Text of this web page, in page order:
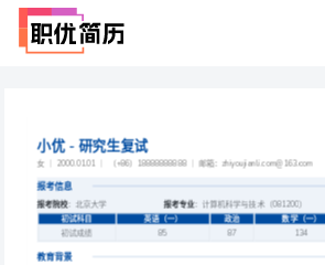
小优 - 研究生复试
女 ｜ 2000.01.01 ｜ （+86）18888888888 ｜ 邮箱：zhiyoujianli.com@163.com
报考信息
报考院校：北京大学 报考专业：计算机科学与技术（081200）
初试科目 英语（一） 政治 数学（一）
初试成绩
85 87 134
教育背景